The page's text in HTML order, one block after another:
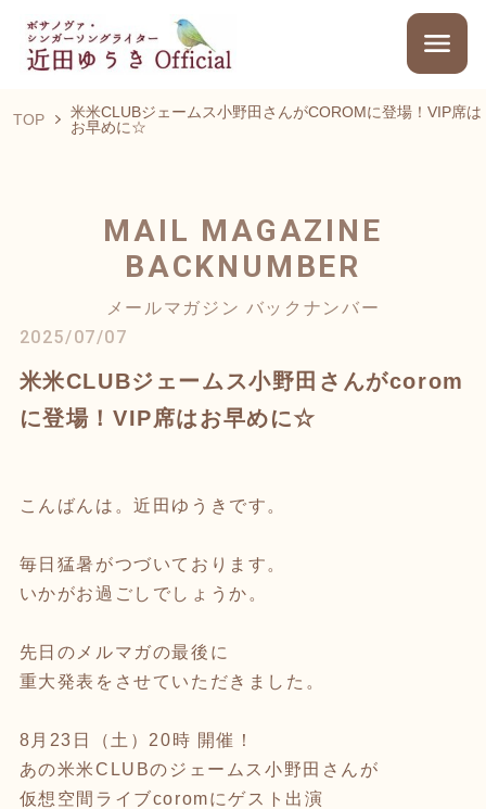
TOP
米米CLUBジェームス小野田さんがCOROMに登場！VIP席は
お早めに☆
MAIL MAGAZINE
BACKNUMBER
メールマガジン バックナンバー
2025/07/07
米米CLUBジェームス小野田さんがcorom
に登場！VIP席はお早めに☆
こんばんは。近田ゆうきです。
毎日猛暑がつづいております。
いかがお過ごしでしょうか。
先日のメルマガの最後に
重大発表をさせていただきました。
8月23日（土）20時 開催！
あの米米CLUBのジェームス小野田さんが
仮想空間ライブcoromにゲスト出演